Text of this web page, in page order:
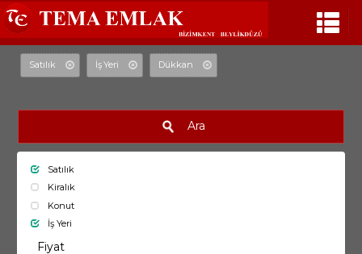
Satılık İş Yeri Dükkan
Ara
Satılık
Kiralık
Konut
İş Yeri
Fiyat